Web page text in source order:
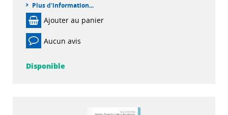
Plus d'information...
Ajouter au panier
Aucun avis
Disponible